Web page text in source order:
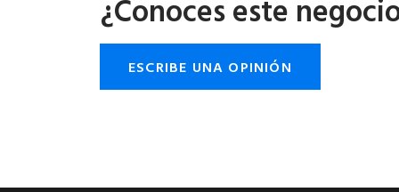
¿Conoces este
ESCRIBE UNA OPINIÓN